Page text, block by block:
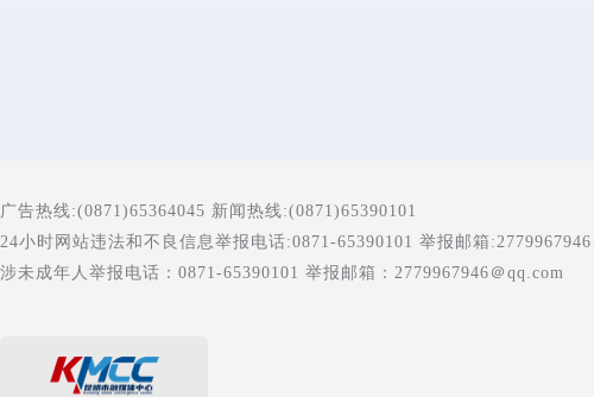
广告热线:(0871)65364045 新闻热线:(0871)65390101
24小时网站违法和不良信息举报电话:0871-65390101 举报邮箱:2779967946
涉未成年人举报电话：0871-65390101 举报邮箱：2779967946＠qq.com